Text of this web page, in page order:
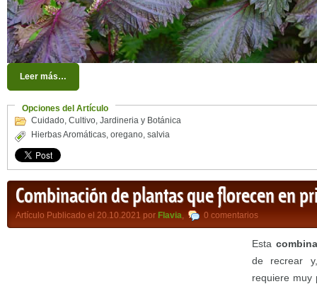
Leer más…
Opciones del Artículo
Cuidado, Cultivo, Jardineria y Botánica
Hierbas Aromáticas, oregano, salvia
Combinación de plantas que florecen en
Artículo Publicado el 20.10.2021 por Flavia, 0 comentarios
Esta
de recrear
requiere muy